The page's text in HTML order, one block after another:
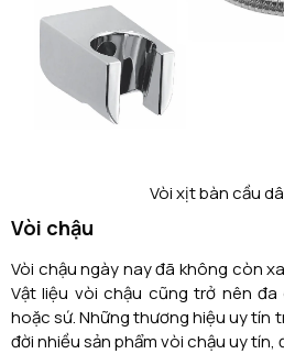
Vòi xịt bàn cầu
Vòi chậu
Vòi chậu ngày nay đã không còn
Vật liệu vòi chậu cũng trở nên
hoặc sứ. Những thương hiệu uy tín
đời nhiều sản phẩm vòi chậu uy tín,